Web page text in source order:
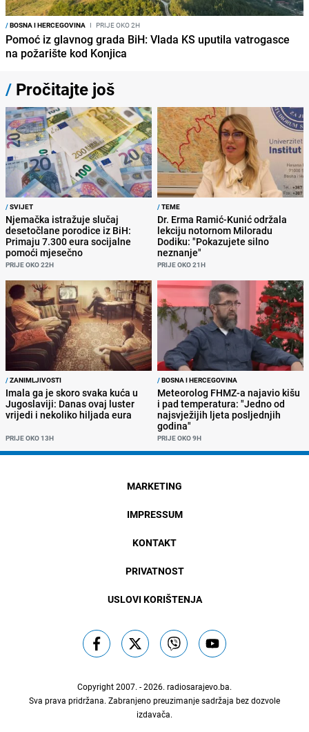
/BOSNA I HERCEGOVINA I PRIJE OKO 2H
Pomoć iz glavnog grada BiH: Vlada KS uputila vatrogasce
na požarište kod Konjica
/ Pročitajte još
/SVIJET
Njemačka istražuje slučaj
desetočlane porodice iz BiH:
Primaju 7.300 eura socijalne
pomoći mjesečno
PRIJE OKO 22H
/TEME
Dr. Erma Ramić-Kunić održala
lekciju notornom Miloradu
Dodiku: "Pokazujete silno
neznanje"
PRIJE OKO 21H
/ZANIMLJIVOSTI
Imala ga je skoro svaka kuća u
Jugoslaviji: Danas ovaj luster
vrijedi i nekoliko hiljada eura
PRIJE OKO 13H
/BOSNA I HERCEGOVINA
Meteorolog FHMZ-a najavio kišu
i pad temperatura: "Jedno od
najsvježijih ljeta posljednjih
godina"
PRIJE OKO 9H
MARKETING
IMPRESSUM
KONTAKT
PRIVATNOST
USLOVI KORIŠTENJA
Copyright 2007. - 2026. radiosarajevo.ba.
Sva prava pridržana. Zabranjeno preuzimanje sadržaja bez dozvole
izdavača.